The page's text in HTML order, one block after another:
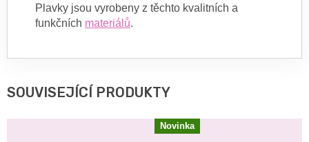
Plavky jsou vyrobeny z těchto kvalitních a
funkčních materiálů.
SOUVISEJÍCÍ PRODUKTY
Novinka